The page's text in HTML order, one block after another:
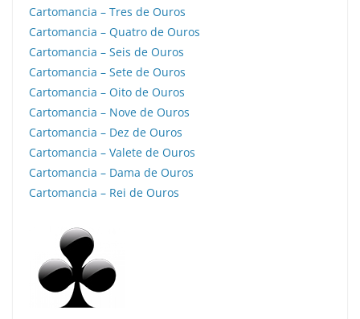
Cartomancia – Tres de Ouros
Cartomancia – Quatro de Ouros
Cartomancia – Seis de Ouros
Cartomancia – Sete de Ouros
Cartomancia – Oito de Ouros
Cartomancia – Nove de Ouros
Cartomancia – Dez de Ouros
Cartomancia – Valete de Ouros
Cartomancia – Dama de Ouros
Cartomancia – Rei de Ouros